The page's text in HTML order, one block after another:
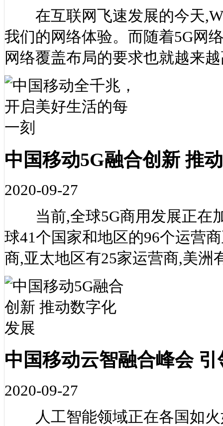
在互联网飞速发展的今天
我们的网络体验。而随着5G网
网络覆盖布局的要求也就越来
中国移动5G融合创新 推
2020-09-27
当前,全球5G商用发展正在加
球41个国家和地区的96个运营
商,亚太地区有25家运营商,美洲
中国移动云智融合峰会
2020-09-27
人工智能领域正在各国如火